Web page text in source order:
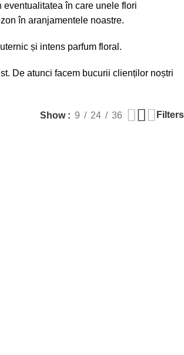
eventualitateaîn care unele flori
în aranjamentele noastre.
și intens parfum floral.
De atunci facem bucurii clienților noștri
Show 9 24 36 Filters